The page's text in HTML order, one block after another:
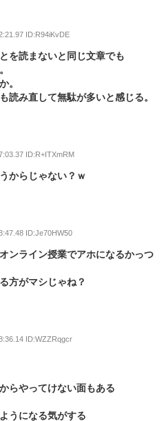
ID:R94iKvDE
を読まないと同じ文章でも
。
読み直して無駄が多いと感じる。
ID:R+ITXmRM
からじゃない？ｗ
ID:Je70HW50
ンライン授業でアホになるかっつ
方がマシじゃね？
ID:WZZRqgcr
らやってけない面もある
うになる気がする